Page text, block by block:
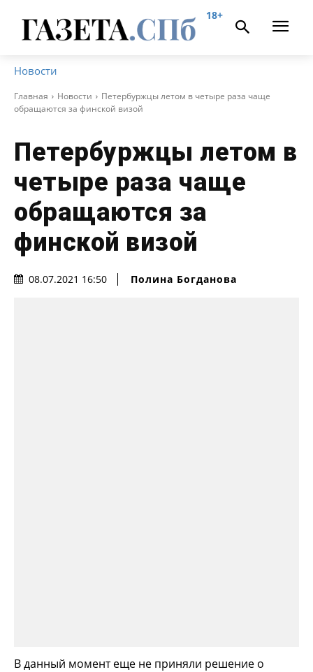
18+
Новости
Главная Новости
Петербуржцы летом в четыре раза чаще
обращаются за финской визой
Петербуржцы летом в
четыре раза чаще
обращаются за
финской визой
08.07.2021 16:50 Полина Богданова
В данный момент еще не приняли решение о